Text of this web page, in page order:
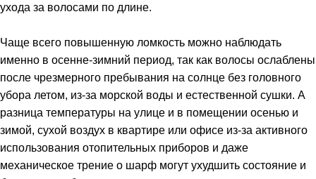
ухода за волосами по длине.
Чаще всего повышенную ломкость можно наблюдать
именно в осенне-зимний период, так как волосы ослаблены
после чрезмерного пребывания на солнце без головного
убора летом, из-за морской воды и естественной сушки. А
разница температуры на улице и в помещении осенью и
зимой, сухой воздух в квартире или офисе из-за активного
использования отопительных приборов и даже
механическое трение о шарф могут ухудшить состояние и